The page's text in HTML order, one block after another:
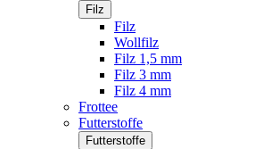
Filz
Filz
Wollfilz
Filz 1,5 mm
Filz 3 mm
Filz 4 mm
Frottee
Futterstoffe
Futterstoffe